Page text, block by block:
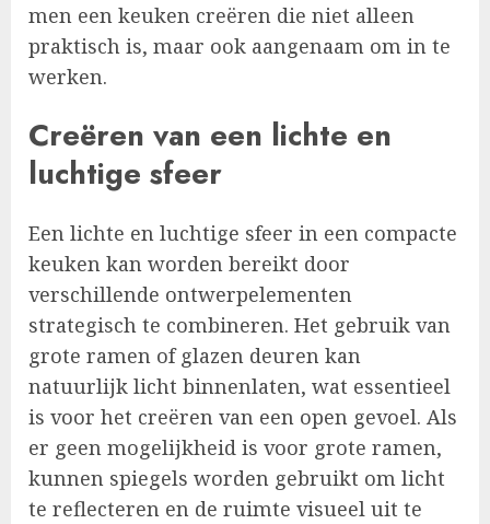
men een keuken creëren die niet alleen
praktisch is, maar ook aangenaam om in te
werken.
Creëren van een lichte en
luchtige sfeer
Een lichte en luchtige sfeer in een compacte
keuken kan worden bereikt door
verschillende ontwerpelementen
strategisch te combineren. Het gebruik van
grote ramen of glazen deuren kan
natuurlijk licht binnenlaten, wat essentieel
is voor het creëren van een open gevoel. Als
er geen mogelijkheid is voor grote ramen,
kunnen spiegels worden gebruikt om licht
te reflecteren en de ruimte visueel uit te